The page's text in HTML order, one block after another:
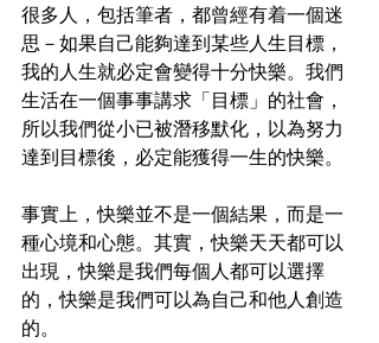
很多人，包括筆者，都曾經有着一個迷
思－如果自己能夠達到某些人生目標，
我的人生就必定會變得十分快樂。我們
生活在一個事事講求「目標」的社會，
所以我們從小已被潛移默化，以為努力
達到目標後，必定能獲得一生的快樂。
事實上，快樂並不是一個結果，而是一
種心境和心態。其實，快樂天天都可以
出現，快樂是我們每個人都可以選擇
的，快樂是我們可以為自己和他人創造
的。